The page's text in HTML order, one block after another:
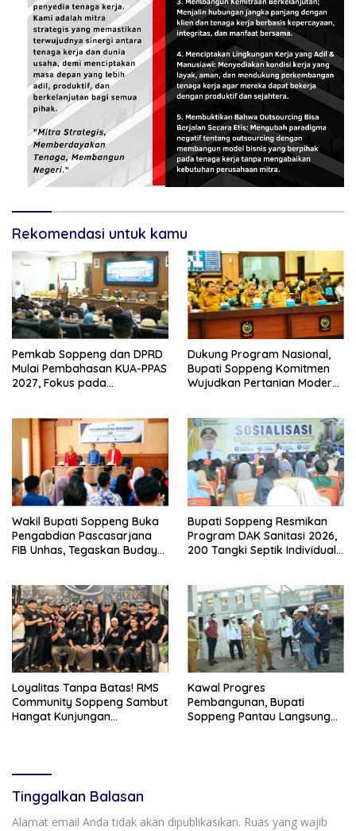
Rekomendasi untuk kamu
Pemkab Soppeng dan DPRD
Mulai Pembahasan KUA-PPAS
2027, Fokus pada
Dukung Program Nasional,
Bupati Soppeng Komitmen
Wujudkan Pertanian Modern
Wakil Bupati Soppeng Buka
Pengabdian Pascasarjana
FIB Unhas, Tegaskan Budaya
Bupati Soppeng Resmikan
Program DAK Sanitasi 2026,
200 Tangki Septik Individual
Loyalitas Tanpa Batas! RMS
Community Soppeng Sambut
Hangat Kunjungan
Kawal Progres
Pembangunan, Bupati
Soppeng Pantau Langsung
Tinggalkan Balasan
Alamat email Anda tidak akan dipublikasikan. Ruas yang wajib